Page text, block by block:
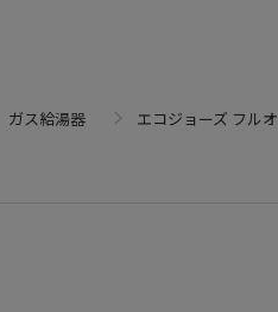
ガス給湯器 エコジョーズ フル